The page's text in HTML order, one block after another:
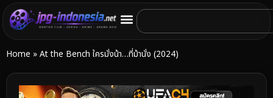
Home » At the Bench ใครมั่งน้า…ที่ม้านั่ง (2024)